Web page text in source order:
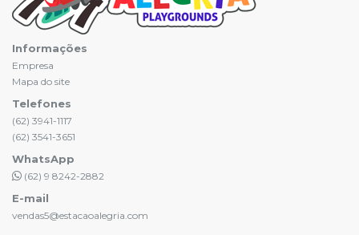
Informações
Empresa
Mapa do site
Telefones
(62) 3941-1117
(62) 3541-3651
WhatsApp
(62) 9 8242-2882
E-mail
vendas5@estacaoalegria.com